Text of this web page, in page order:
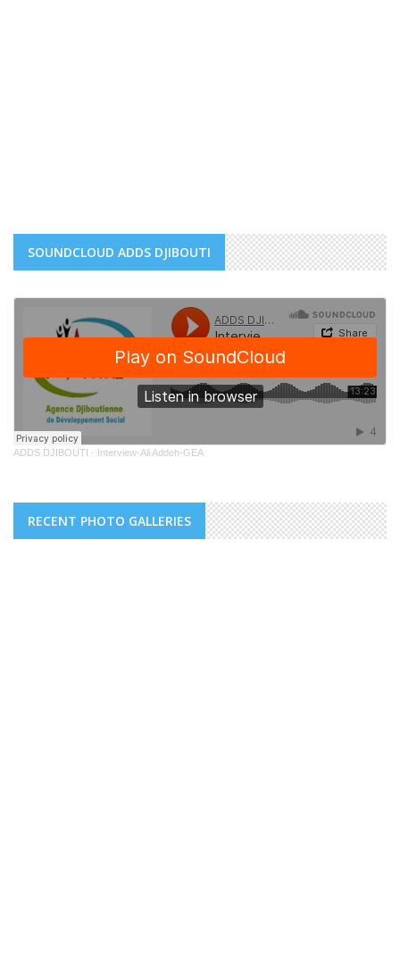
SOUNDCLOUD ADDS DJIBOUTI
ADDS DJIBOUTI · Interview-Ali Addeh-GEA
RECENT PHOTO GALLERIES